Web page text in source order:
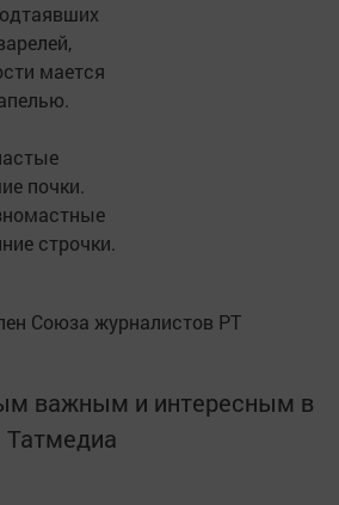
мается
почки.
строчки.
Союза журналистов РТ
важным и интересным в
Татмедиа